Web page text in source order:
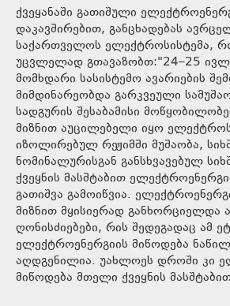
ქვეყანაში გათიშული
დაკავშირებით, განცხადებას
საქართველოს ელექტროსისტემა,
უცვლელად გთავაზობთ:"24–25
მომხდარი სასისტემო ავარიების
მიმდინარეობდა გარკვეული
სადგურის შესაბამისი
მიზნით აუცილებელი იყო
იზოლირებულ რეჟიმში მუშაობა,
ნომინალურისგან განსხვავებულ
ქვეყნის მასშტაბით
გათიშვა გამოიწვია.
მიზნით მყისიერად განხორციელდა
ღონისძიებები, რის შედეგადაც ამ
ელექტროენერგიის მიწოდება
აღდგენილია. უახლოეს დროში კი
მიწოდება მთელი ქვეყნის